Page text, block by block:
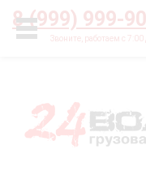
8 (999) 999-
Главная О нас